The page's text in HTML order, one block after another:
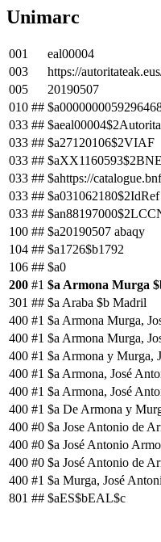
Unimarc
001
eal00004
003
https://
005
20190507
010 ##
033 ##
033 ## $a27120106$2VIAF
033 ## $aXX1160593$2BNE
033 ## $ahttps://
033 ## $a031062180$2IdRef
033 ##
100 ## $a20190507 abaqy
104 ## $a1726$b1792
106 ## $a0
200 #1 $a Armona Murga
301 ## $a Araba $b Madril
400 #1 $a Armona Murga,
400 #1 $a Armona Murga,
400 #1 $a Armona y Murga,
400 #1 $a Armona, José
400 #1 $a Armona, José
400 #1 $a De Armona y
400 #0 $a Jose Antonio de
400 #0 $a José Antonio
400 #0 $a José Antonio de
400 #1 $a Murga, José
801 ## $aES$bEAL$c